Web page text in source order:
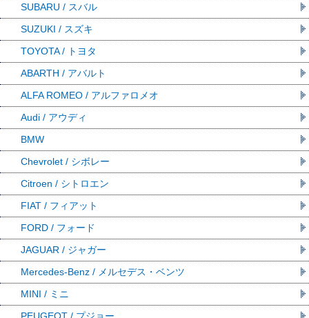
SUBARU / スバル
SUZUKI / スズキ
TOYOTA / トヨタ
ABARTH / アバルト
ALFA ROMEO / アルファロメオ
Audi / アウディ
BMW
Chevrolet / シボレー
Citroen / シトロエン
FIAT / フィアット
FORD / フォード
JAGUAR / ジャガー
Mercedes-Benz / メルセデス・ベンツ
MINI / ミニ